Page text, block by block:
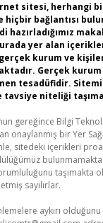
sitesi, herhangi
hiçbir bağlantısı
hazırladığımız
yer alan
kurum ve
Gerçek
tesadüfidir.
niteliği
gereğince Bilgi
onaylanmış bir Yer
sitedeki içerikleri
taşımakta
sayılırlar.
aykırı